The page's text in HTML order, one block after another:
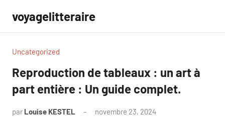
contenu
voyagelitteraire
Uncategorized
Reproduction de tableaux : un art à
part entière : Un guide complet.
par Louise KESTEL novembre 23, 2024